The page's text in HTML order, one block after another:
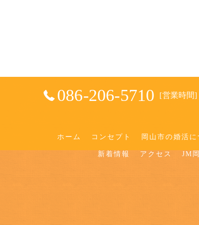
086-206-5710 [営業時間]
ホーム コンセプト 岡山市の婚活に
新着情報 アクセス JM